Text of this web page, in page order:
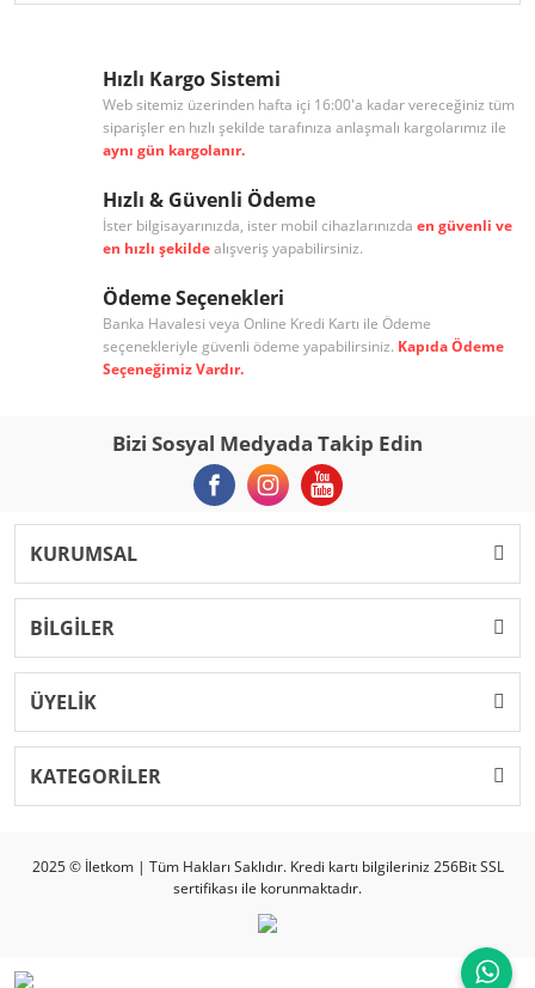
Hızlı Kargo Sistemi
Web sitemiz üzerinden hafta içi 16:00'a kadar vereceğiniz tüm
siparişler en hızlı şekilde tarafınıza anlaşmalı kargolarımız ile
aynı gün kargolanır.
Hızlı & Güvenli Ödeme
İster bilgisayarınızda, ister mobil cihazlarınızda en güvenli ve
en hızlı şekildealışveriş yapabilirsiniz.
Ödeme Seçenekleri
Banka Havalesi veya Online Kredi Kartı ile Ödeme
seçenekleriyle güvenli ödeme yapabilirsiniz. Kapıda Ödeme
Seçeneğimiz Vardır.
Bizi Sosyal Medyada Takip Edin
KURUMSAL
BİLGİLER
ÜYELİK
KATEGORİLER
2025 © İletkom | Tüm Hakları Saklıdır. Kredi kartı bilgileriniz 256Bit SSL
sertifikası ile korunmaktadır.